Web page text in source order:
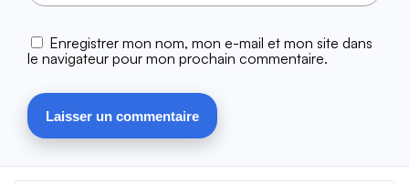
Enregistrer mon nom, mon e-mail et mon site dans
le navigateur pour mon prochain commentaire.